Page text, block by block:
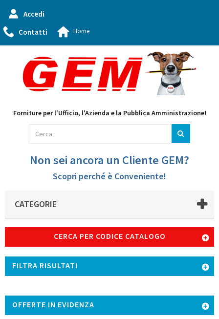
Accedi
Contatti
Home
Forniture per l'Ufficio, l'Azienda e la Pubblica Amministrazione!
Non sei ancora un Cliente GEM?
Scopri perché è Conveniente!
CATEGORIE
CERCA PER CODICE CATALOGO
FILTRA RISULTATI
OFFERTE IN EVIDENZA